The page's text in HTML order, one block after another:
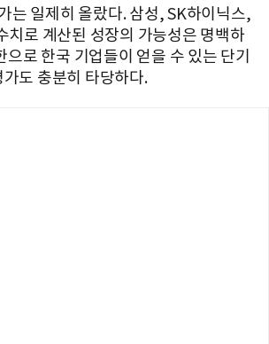
는 일제히 올랐다. 삼성, SK하이닉스,
치로 계산된 성장의 가능성은 명백하
으로 한국 기업들이 얻을 수 있는 단기
도 충분히 타당하다.